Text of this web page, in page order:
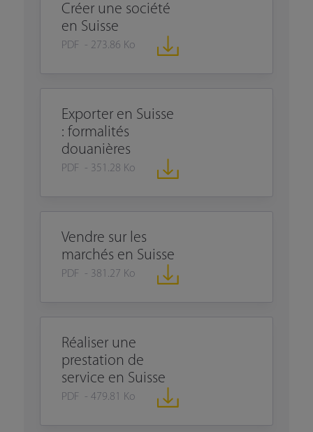
Créer une société
en Suisse
PDF - 273.86 Ko
Exporter en Suisse
: formalités
douanières
PDF - 351.28 Ko
Vendre sur les
marchés en Suisse
PDF - 381.27 Ko
Réaliser une
prestation de
service en Suisse
PDF - 479.81 Ko